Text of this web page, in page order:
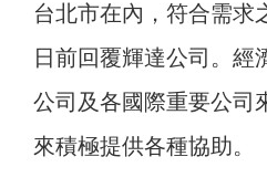
台北市在內，符合需求
日前回覆輝達公司。經
公司及各國際重要公司
來積極提供各種協助。